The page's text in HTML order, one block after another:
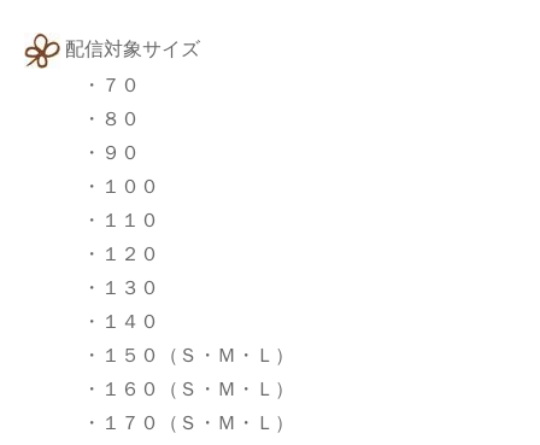
配信対象サイズ
・７０
・８０
・９０
・１００
・１１０
・１２０
・１３０
・１４０
・１５０（Ｓ・Ｍ・Ｌ）
・１６０（Ｓ・Ｍ・Ｌ）
・１７０（Ｓ・Ｍ・Ｌ）